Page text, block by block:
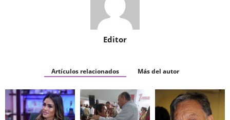
Editor
Artículos relacionados Más del autor